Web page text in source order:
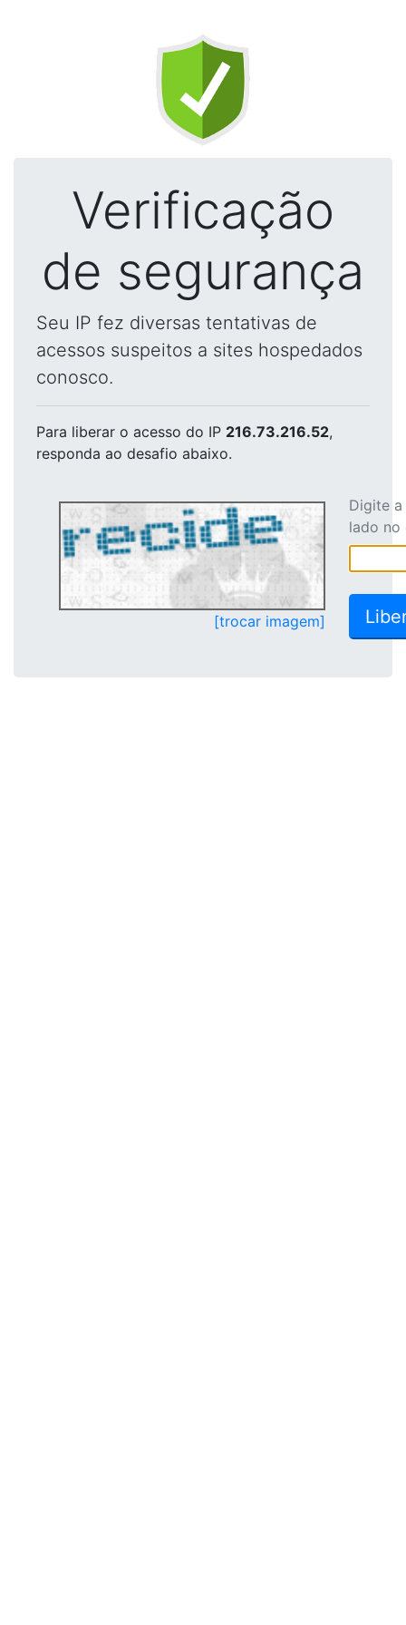
Verificação
de segurança
Seu IP fez diversas tentativas de
acessos suspeitos a sites hospedados
conosco.
Para liberar o acesso do IP 216.73.216.52,
responda ao desafio abaixo.
[trocar imagem]
Digite
lado no